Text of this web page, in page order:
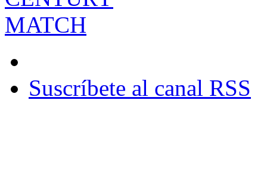
Suscríbete al canal RSS